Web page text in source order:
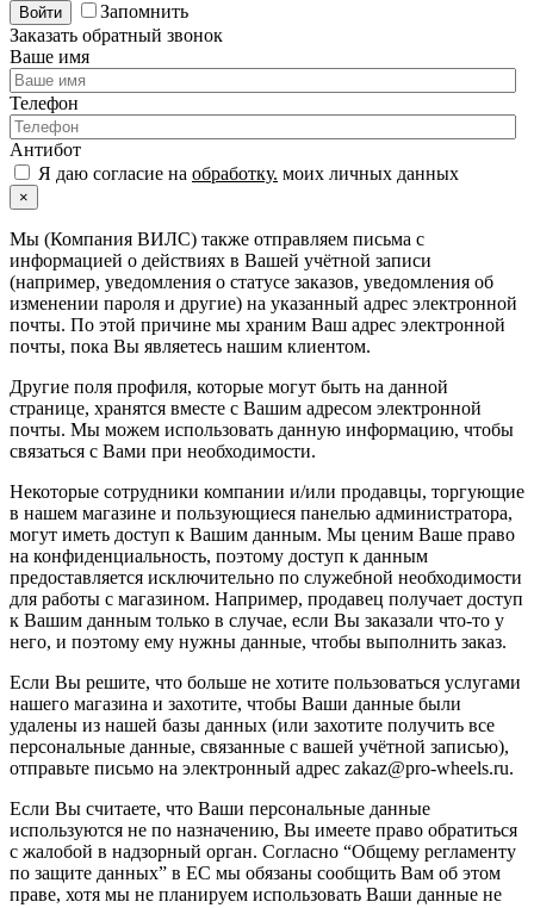
Войти
Запомнить
Заказать обратный звонок
Ваше имя
Телефон
Антибот
Я даю согласие на обработку. моих личных данных
×
Мы (Компания ВИЛС) также отправляем письма с
информацией о действиях в Вашей учётной записи
(например, уведомления о статусе заказов, уведомления об
изменении пароля и другие) на указанный адрес электронной
почты. По этой причине мы храним Ваш адрес электронной
почты, пока Вы являетесь нашим клиентом.
Другие поля профиля, которые могут быть на данной
странице, хранятся вместе с Вашим адресом электронной
почты. Мы можем использовать данную информацию, чтобы
связаться с Вами при необходимости.
Некоторые сотрудники компании и/или продавцы, торгующие
в нашем магазине и пользующиеся панелью администратора,
могут иметь доступ к Вашим данным. Мы ценим Ваше право
на конфиденциальность, поэтому доступ к данным
предоставляется исключительно по служебной необходимости
для работы с магазином. Например, продавец получает доступ
к Вашим данным только в случае, если Вы заказали что-то у
него, и поэтому ему нужны данные, чтобы выполнить заказ.
Если Вы решите, что больше не хотите пользоваться услугами
нашего магазина и захотите, чтобы Ваши данные были
удалены из нашей базы данных (или захотите получить все
персональные данные, связанные с вашей учётной записью),
отправьте письмо на электронный адрес zakaz@pro-wheels.ru.
Если Вы считаете, что Ваши персональные данные
используются не по назначению, Вы имеете право обратиться
с жалобой в надзорный орган. Согласно “Общему регламенту
по защите данных” в ЕС мы обязаны сообщить Вам об этом
праве, хотя мы не планируем использовать Ваши данные не